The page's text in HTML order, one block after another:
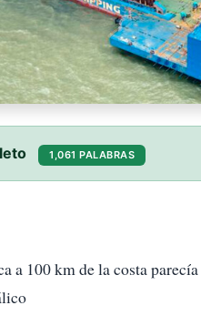
1,061 PALABRAS
a 100 km de la costa